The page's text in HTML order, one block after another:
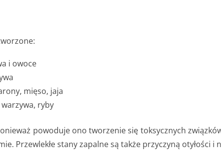
i owoce
mięso, jaja
ryby
powoduje ono tworzenie się toksycznych
Przewlekłe stany zapalne są także przyczyną otyłości i